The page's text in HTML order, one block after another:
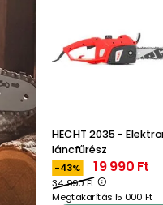
HECHT 152 BTS -
Benzinmotoros
-20% 39 990 Ft
49 990 Ft
Megtakarítás 10 000 Ft